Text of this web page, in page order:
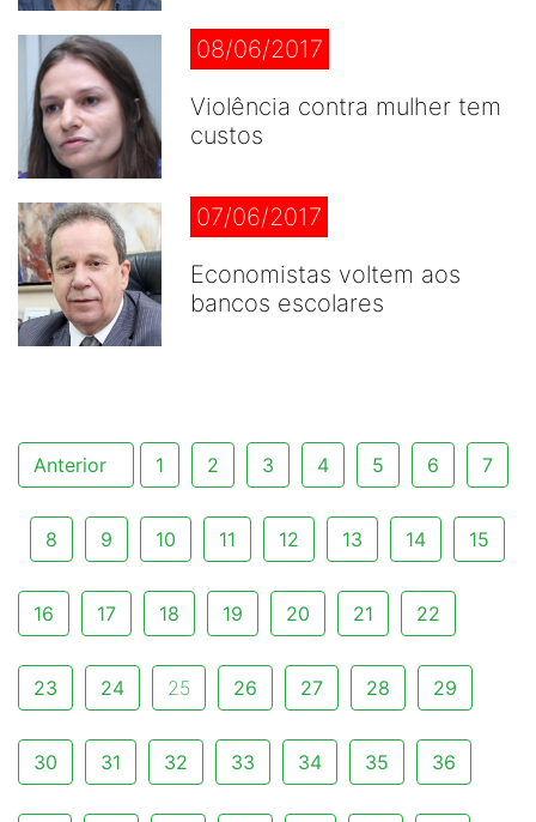
08/06/2017
Violência contra mulher tem
custos
07/06/2017
Economistas voltem aos
bancos escolares
Anterior 1 2 3 4 5 6 7
8 9 10 11 12 13 14 15
16 17 18 19 20 21 22
23 24 25 26 27 28 29
30 31 32 33 34 35 36